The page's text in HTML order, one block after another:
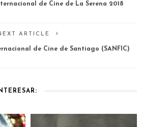
de Cine de La Serena 2018
ARTICLE
de Cine de Santiago (SANFIC)